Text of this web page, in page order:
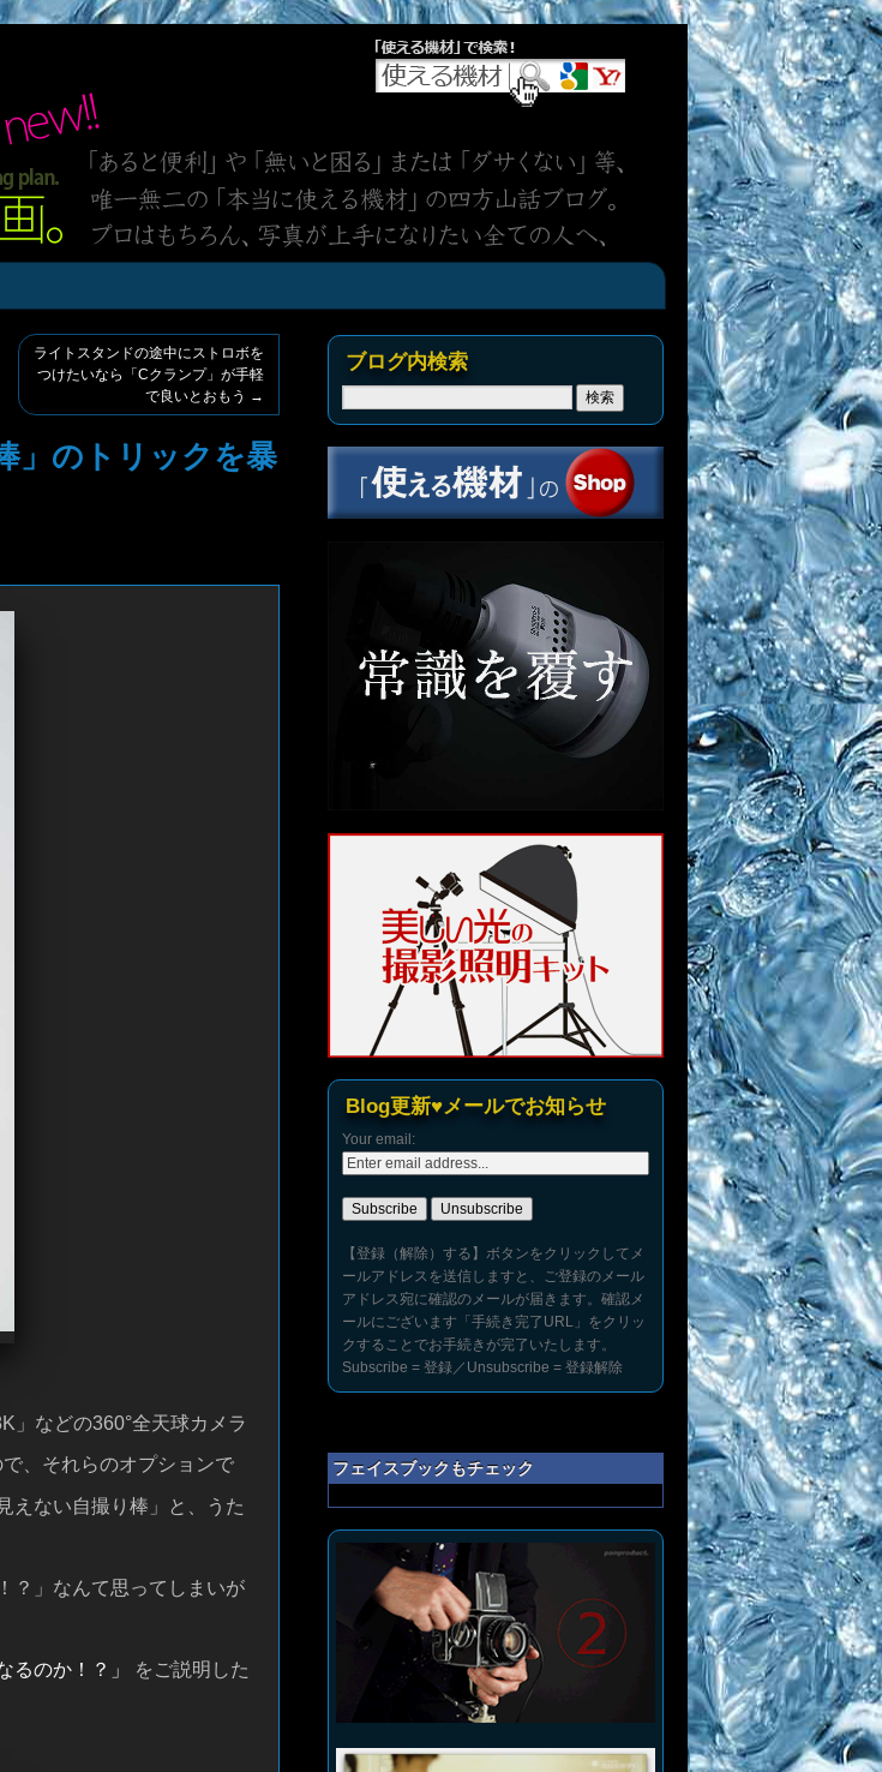
ライトスタンドの途中にストロボを
つけたいなら「Cクランプ」が手軽
で良いとおもう →
」のトリックを暴
」などの360°全天球カメラ
、それらのオプションで
えない自撮り棒」と、うた
？」なんて思ってしまいが
るのか！？」
をご説明した
ブログ内検索
Blog更新♥メールでお知らせ
Your email:
【登録（解除）する】ボタンをクリックしてメ
ールアドレスを送信しますと、ご登録のメール
アドレス宛に確認のメールが届きます。確認メ
ールにございます「手続き完了URL」をクリッ
クすることでお手続きが完了いたします。
Subscribe = 登録／Unsubscribe = 登録解除
フェイスブックもチェック